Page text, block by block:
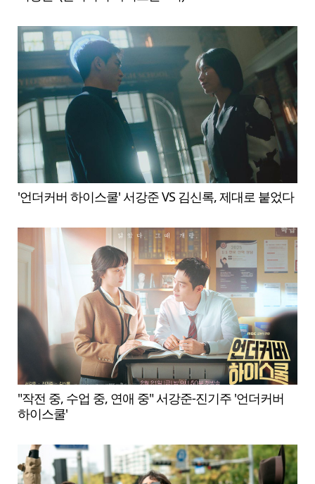
'언더커버 하이스쿨' 서강준 VS 김신록, 제대로 붙었다
"작전 중, 수업 중, 연애 중" 서강준-진기주 '언더커버
하이스쿨'